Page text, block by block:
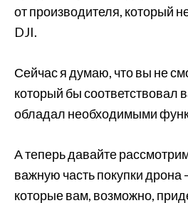
от производителя, который
DJI.
Сейчас я думаю, что вы не
который бы соответствовал
обладал необходимыми
А теперь давайте
важную часть покупки дрона
которые вам, возможно,